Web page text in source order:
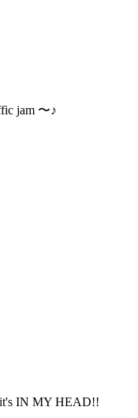
jam 〜♪
it's IN MY HEAD!!